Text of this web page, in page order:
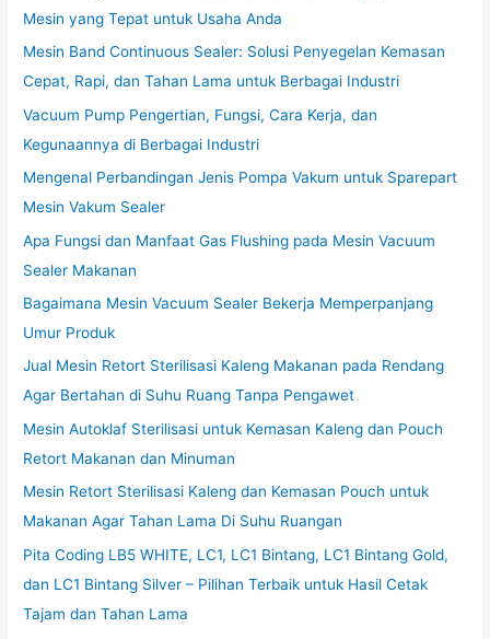
Mesin yang Tepat untuk Usaha Anda
Mesin Band Continuous Sealer: Solusi Penyegelan Kemasan
Cepat, Rapi, dan Tahan Lama untuk Berbagai Industri
Vacuum Pump Pengertian, Fungsi, Cara Kerja, dan
Kegunaannya di Berbagai Industri
Mengenal Perbandingan Jenis Pompa Vakum untuk Sparepart
Mesin Vakum Sealer
Apa Fungsi dan Manfaat Gas Flushing pada Mesin Vacuum
Sealer Makanan
Bagaimana Mesin Vacuum Sealer Bekerja Memperpanjang
Umur Produk
Jual Mesin Retort Sterilisasi Kaleng Makanan pada Rendang
Agar Bertahan di Suhu Ruang Tanpa Pengawet
Mesin Autoklaf Sterilisasi untuk Kemasan Kaleng dan Pouch
Retort Makanan dan Minuman
Mesin Retort Sterilisasi Kaleng dan Kemasan Pouch untuk
Makanan Agar Tahan Lama Di Suhu Ruangan
Pita Coding LB5 WHITE, LC1, LC1 Bintang, LC1 Bintang Gold,
dan LC1 Bintang Silver – Pilihan Terbaik untuk Hasil Cetak
Tajam dan Tahan Lama